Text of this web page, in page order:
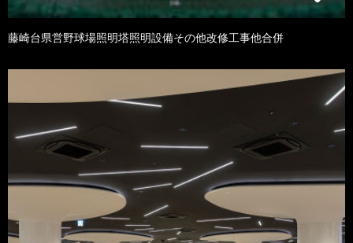
藤崎台県営野球場照明塔照明設備その他改修工事他合併